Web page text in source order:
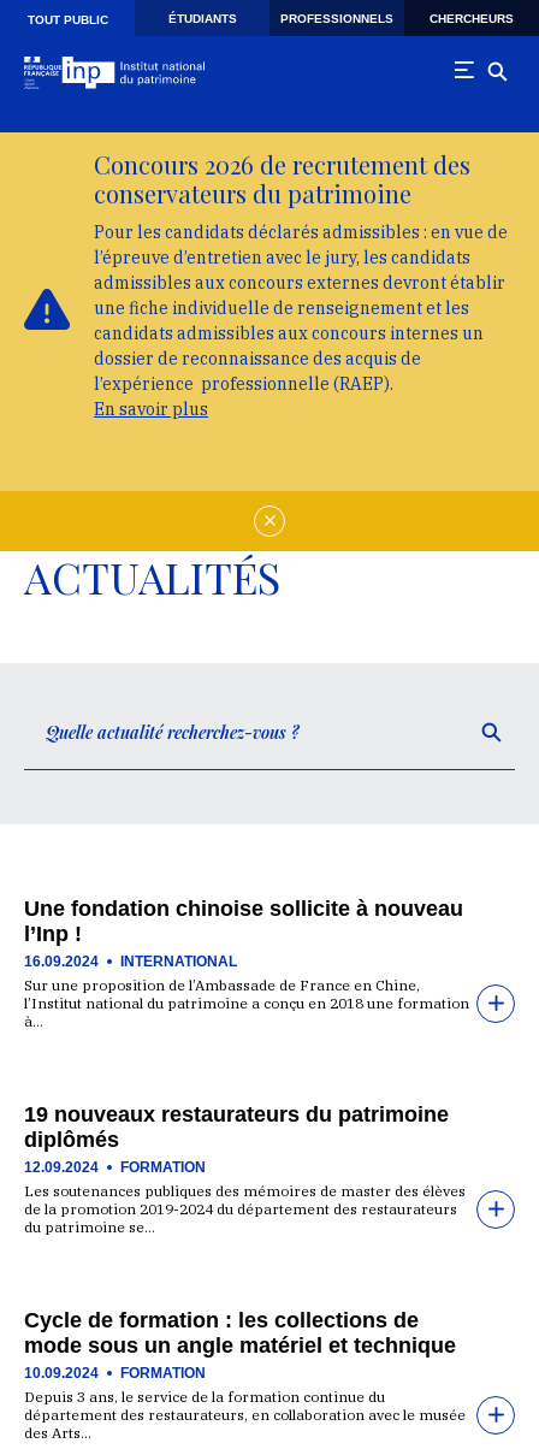
Skip to main navigation
Aller au contenu principal
TOUT PUBLIC ÉTUDIANTS PROFESSIONNELS CHERCHEURS
Concours 2026 de recrutement des
conservateurs du patrimoine
Pour les candidats déclarés admissibles : en vue de
l’épreuve d’entretien avec le jury, les candidats
admissibles aux concours externes devront établir
une fiche individuelle de renseignement et les
candidats admissibles aux concours internes un
dossier de reconnaissance des acquis de
l’expérience professionnelle (RAEP).
En savoir plus
ACTUALITÉS
Une fondation chinoise sollicite à nouveau
l’Inp !
16.09.2024 INTERNATIONAL
Sur une proposition de l’Ambassade de France en Chine,
l’Institut national du patrimoine a conçu en 2018 une formation
à…
19 nouveaux restaurateurs du patrimoine
diplômés
12.09.2024 FORMATION
Les soutenances publiques des mémoires de master des élèves
de la promotion 2019-2024 du département des restaurateurs
du patrimoine se…
Cycle de formation : les collections de
mode sous un angle matériel et technique
10.09.2024 FORMATION
Depuis 3 ans, le service de la formation continue du
département des restaurateurs, en collaboration avec le musée
des Arts…